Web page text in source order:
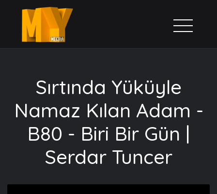
Sırtında Yüküyle
Namaz Kılan Adam -
B80 - Biri Bir Gün |
Serdar Tuncer